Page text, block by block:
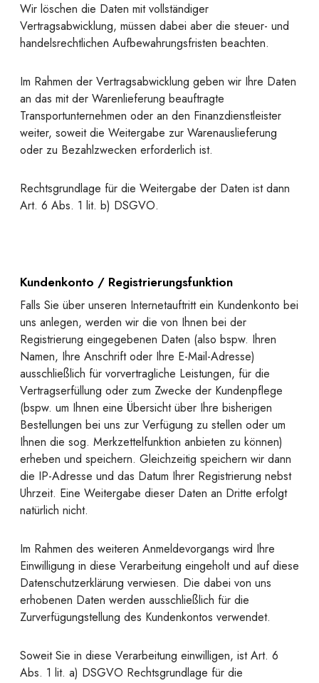
Wir löschen die Daten mit vollständiger
Vertragsabwicklung, müssen dabei aber die steuer- und
handelsrechtlichen Aufbewahrungsfristen beachten.
Im Rahmen der Vertragsabwicklung geben wir Ihre Daten
an das mit der Warenlieferung beauftragte
Transportunternehmen oder an den Finanzdienstleister
weiter, soweit die Weitergabe zur Warenauslieferung
oder zu Bezahlzwecken erforderlich ist.
Rechtsgrundlage für die Weitergabe der Daten ist dann
Art. 6 Abs. 1 lit. b) DSGVO.
Kundenkonto / Registrierungsfunktion
Falls Sie über unseren Internetauftritt ein Kundenkonto bei
uns anlegen, werden wir die von Ihnen bei der
Registrierung eingegebenen Daten (also bspw. Ihren
Namen, Ihre Anschrift oder Ihre E-Mail-Adresse)
ausschließlich für vorvertragliche Leistungen, für die
Vertragserfüllung oder zum Zwecke der Kundenpflege
(bspw. um Ihnen eine Übersicht über Ihre bisherigen
Bestellungen bei uns zur Verfügung zu stellen oder um
Ihnen die sog. Merkzettelfunktion anbieten zu können)
erheben und speichern. Gleichzeitig speichern wir dann
die IP-Adresse und das Datum Ihrer Registrierung nebst
Uhrzeit. Eine Weitergabe dieser Daten an Dritte erfolgt
natürlich nicht.
Im Rahmen des weiteren Anmeldevorgangs wird Ihre
Einwilligung in diese Verarbeitung eingeholt und auf diese
Datenschutzerklärung verwiesen. Die dabei von uns
erhobenen Daten werden ausschließlich für die
Zurverfügungstellung des Kundenkontos verwendet.
Soweit Sie in diese Verarbeitung einwilligen, ist Art. 6
Abs. 1 lit. a) DSGVO Rechtsgrundlage für die